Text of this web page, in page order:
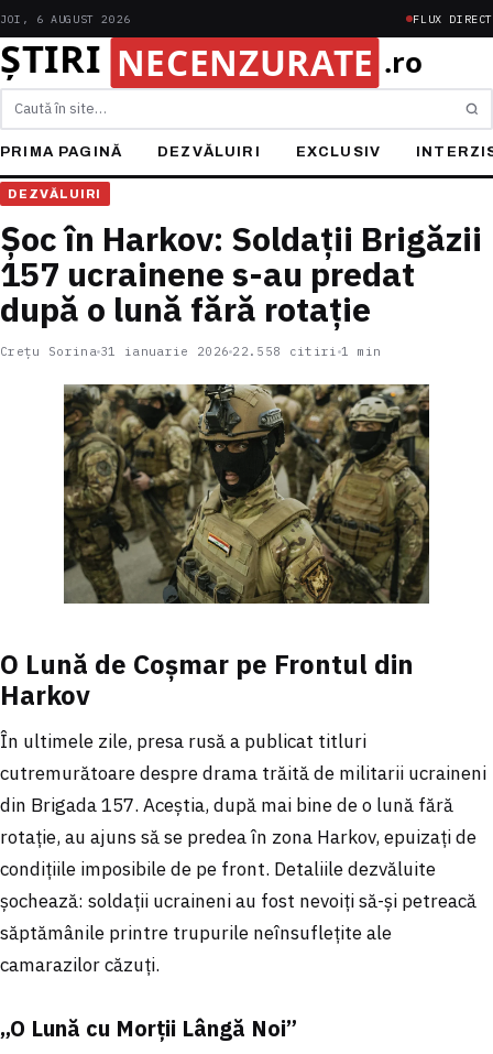
JOI, 6 AUGUST 2026 FLUX DIRECT
Caută
PRIMA PAGINĂ DEZVĂLUIRI EXCLUSIV
DEZVĂLUIRI
Șoc în Harkov: Soldații Brigăzii
157 ucrainene s-au predat
după o lună fără rotație
Crețu Sorina 31 ianuarie 2026 22.558 citiri 1 min
O Lună de Coșmar pe Frontul din
Harkov
În ultimele zile, presa rusă a publicat titluri
cutremurătoare despre drama trăită de militarii ucraineni
din Brigada 157. Aceștia, după mai bine de o lună fără
rotație, au ajuns să se predea în zona Harkov, epuizați de
condițiile imposibile de pe front. Detaliile dezvăluite
șochează: soldații ucraineni au fost nevoiți să-și petreacă
săptămânile printre trupurile neînsuflețite ale
camarazilor căzuți.
„O Lună cu Morții Lângă Noi”